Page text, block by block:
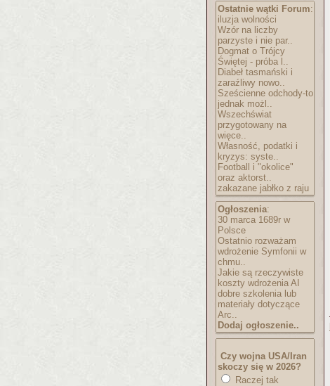
Ostatnie wątki Forum:
iluzja wolności
Wzór na liczby
parzyste i nie par..
Dogmat o Trójcy
Świętej - próba l..
Diabeł tasmański i
zaraźliwy nowo..
Sześcienne odchody-to
jednak możl..
Wszechświat
przygotowany na
więce..
Własność, podatki i
kryzys: syste..
Football i "okolice"
oraz aktorst..
zakazane jabłko z raju
Ogłoszenia:
30 marca 1689r w
Polsce
Ostatnio rozważam
wdrożenie Symfonii w
chmu..
Jakie są rzeczywiste
koszty wdrożenia AI
dobre szkolenia lub
materiały dotyczące
Arc..
Dodaj ogłoszenie..
Czy wojna USA/Iran
skoczy się w 2026?
Raczej tak